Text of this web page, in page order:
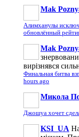
Mak
Алимханулы
обновлённый
Mak
вирізнявся
Финальная битва
hours ago
Микола
Джошуа хочет
KSI_UA